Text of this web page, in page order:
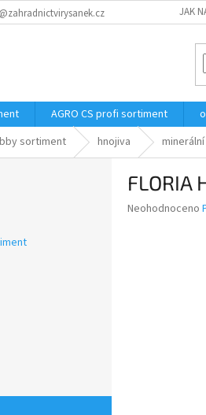
JAK
AGRO CS profi sortiment
sortiment hnojiva minerální
Průměrné
Neohodnoceno